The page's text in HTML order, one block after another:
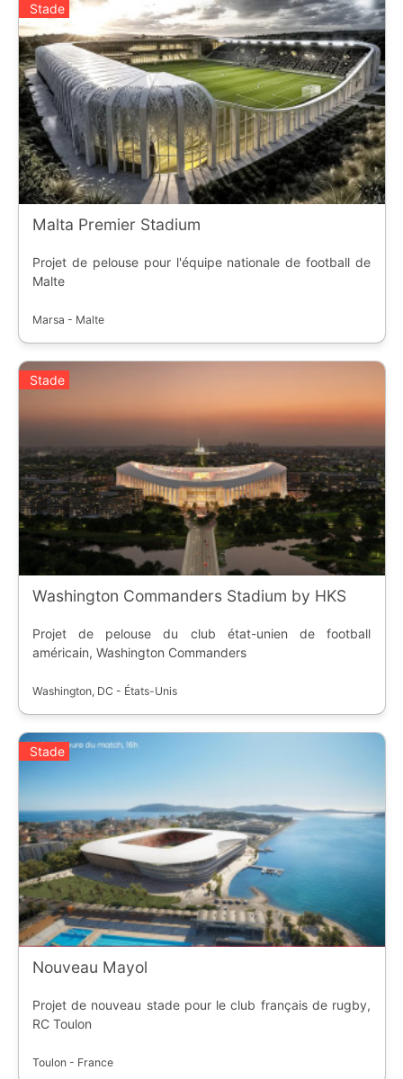
Stade
Malta Premier Stadium
Projet de pelouse pour l'équipe nationale de football de
Malte
Marsa - Malte
Stade
Washington Commanders Stadium by HKS
Projet de pelouse du club état-unien de football
américain, Washington Commanders
Washington, DC - États-Unis
Stade
Nouveau Mayol
Projet de nouveau stade pour le club français de rugby,
RC Toulon
Toulon - France